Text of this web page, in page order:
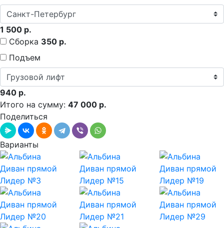
1 500 р.
Сборка 350 р.
Подъем
940 р.
Итого на сумму: 47 000 р.
Поделиться
Варианты